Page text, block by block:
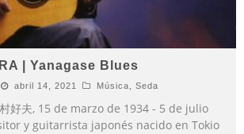
| Yanagase Blues
abril 14, 2021 Música Seda
好夫, 15 de marzo de 1934 - 5 de julio
y guitarrista japonés nacido en Tokio